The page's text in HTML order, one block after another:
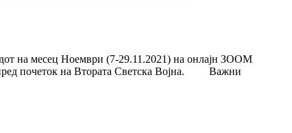
на месец Ноември (7-29.11.2021) на онлајн ЗООМ
пред почеток на Втората Светска Војна. Важни